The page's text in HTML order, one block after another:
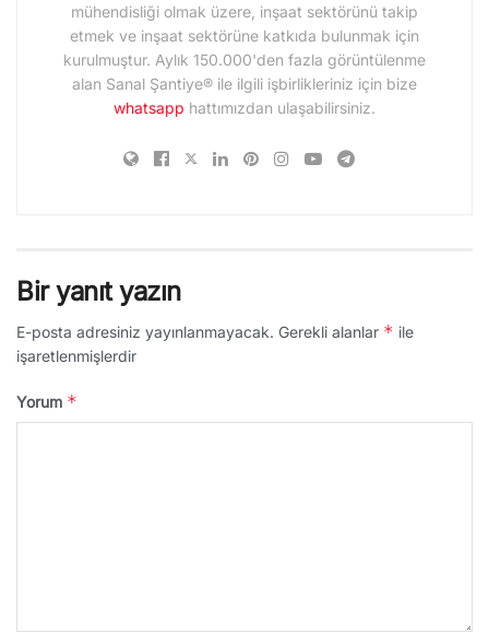
mühendisliği olmak üzere, inşaat sektörünü takip
etmek ve inşaat sektörüne katkıda bulunmak için
kurulmuştur. Aylık 150.000'den fazla görüntülenme
alan Sanal Şantiye® ile ilgili işbirlikleriniz için bize
whatsapp hattımızdan ulaşabilirsiniz.
Bir yanıt yazın
E-posta adresiniz yayınlanmayacak. Gerekli alanlar * ile
işaretlenmişlerdir
Yorum *